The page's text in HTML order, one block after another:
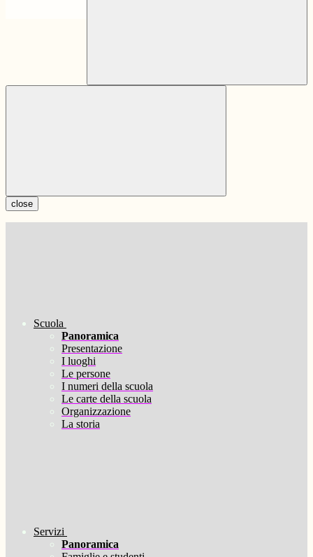
close
Scuola
Panoramica
Presentazione
I luoghi
Le persone
I numeri della scuola
Le carte della scuola
Organizzazione
La storia
Servizi
Panoramica